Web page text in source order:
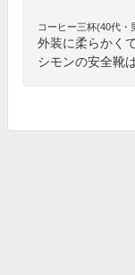
コーヒー三杯(40代・
外装に柔らかく
シモンの安全靴